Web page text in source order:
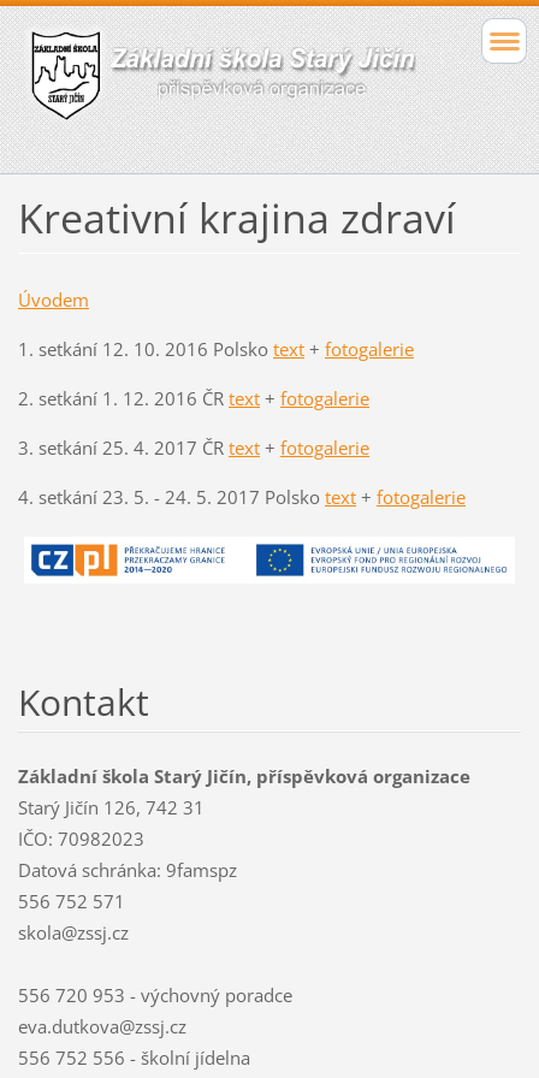
Kreativní krajina zdraví
Úvodem
1. setkání 12. 10. 2016 Polsko text+ fotogalerie
2. setkání 1. 12. 2016 ČR text+ fotogalerie
3. setkání 25. 4. 2017 ČR text+ fotogalerie
4. setkání 23. 5. - 24. 5. 2017 Polsko text+ fotogalerie
Kontakt
Základní škola Starý Jičín, příspěvková organizace
Starý Jičín 126, 742 31
IČO: 70982023
Datová schránka: 9famspz
556 752 571
skola@zssj.cz
556 720 953 - výchovný poradce
eva.dutkova@zssj.cz
556 752 556 - školní jídelna